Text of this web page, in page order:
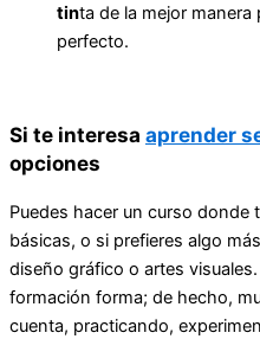
tinta de la mejor manera
perfecto.
Si te interesa aprender
opciones
Puedes hacer un curso donde
básicas, o si prefieres algo
diseño gráfico o artes
formación forma; de hecho,
cuenta, practicando,